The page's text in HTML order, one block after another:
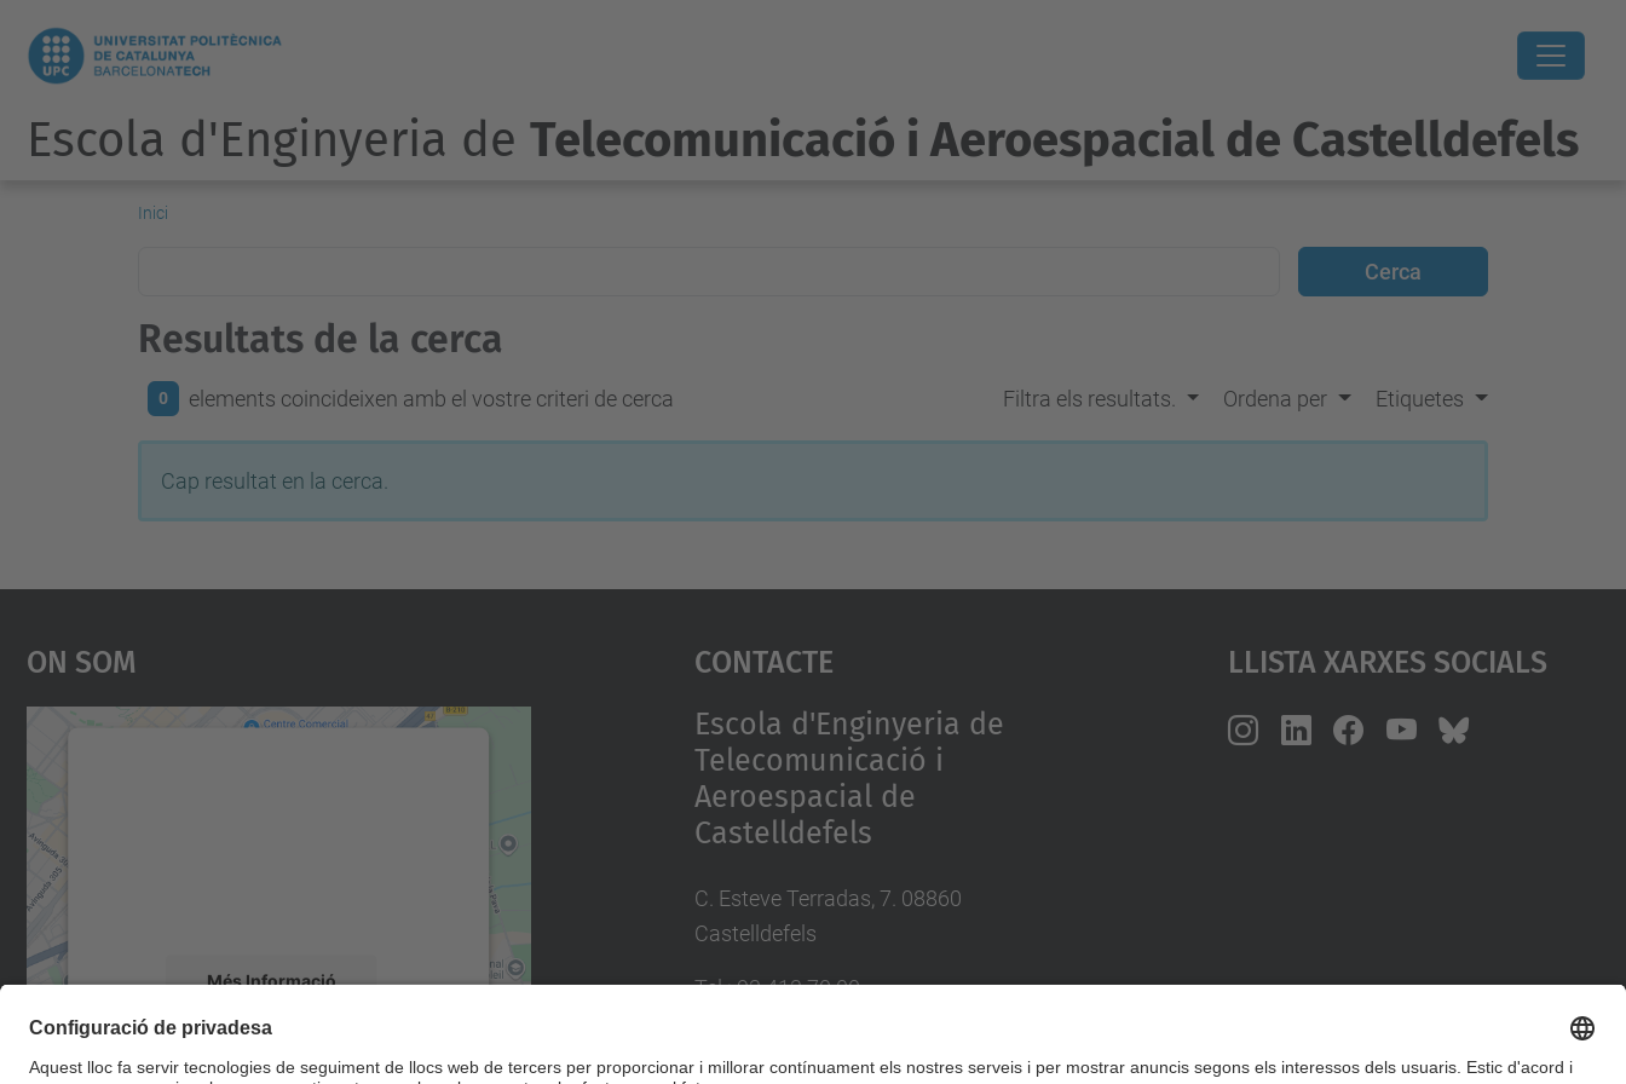
Escola d'Enginyeria de Telecomunicació i Aeroespacial de Castelldefels
Inici
Resultats de la cerca
0 elements coincideixen amb el vostre criteri de cerca Filtra els resultats. Ordena per Etiquetes
Cap resultat en la cerca.
On Som
Més Informació
Contacte
Escola d'Enginyeria de
Telecomunicació i
Aeroespacial de
Castelldefels
C. Esteve Terradas, 7. 08860
Castelldefels
Tel.: 93 413 70 00
Llista Xarxes Socials